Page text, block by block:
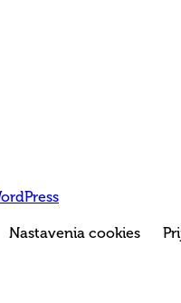
Nastavenia cookies